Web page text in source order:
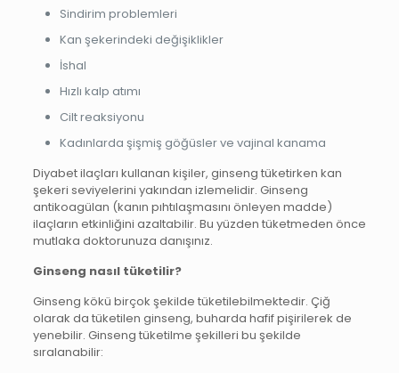
Sindirim problemleri
Kan şekerindeki değişiklikler
İshal
Hızlı kalp atımı
Cilt reaksiyonu
Kadınlarda şişmiş göğüsler ve vajinal kanama
Diyabet ilaçları kullanan kişiler, ginseng tüketirken kan
şekeri seviyelerini yakından izlemelidir. Ginseng
antikoagülan (kanın pıhtılaşmasını önleyen madde)
ilaçların etkinliğini azaltabilir. Bu yüzden tüketmeden önce
mutlaka doktorunuza danışınız.
Ginseng nasıl tüketilir?
Ginseng kökü birçok şekilde tüketilebilmektedir. Çiğ
olarak da tüketilen ginseng, buharda hafif pişirilerek de
yenebilir. Ginseng tüketilme şekilleri bu şekilde
sıralanabilir: